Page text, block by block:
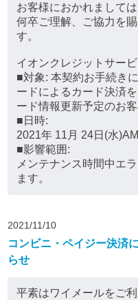
お客様におかれまして
何卒ご理解、ご協力を
す。
イオンクレジットサー
■対象: 本契約お手続き
ードによるカード決済
ード情報更新予定のお
■日時:
2021年 11月 24日(水
■影響範囲:
メンテナンス時間中エ
ます。
2021/11/10
コンビニ・ペイジー決済
らせ
平素はワイメールをご